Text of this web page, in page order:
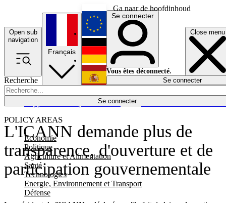
Ga naar de hoofdinhoud
Open sub
navigation
Close menu
Recherche
Se connecter
POLICY AREAS
Economie
Politique
Agriculture et Alimentation
Santé
Technologies
Energie, Environnement et Transport
Défense
Économie
Français
English
Deutsch
Español
Se connecter
Vous êtes déconnecté.
Se connecter
L'ICANN demande plus de
transparence, d'ouverture et de
participation gouvernementale